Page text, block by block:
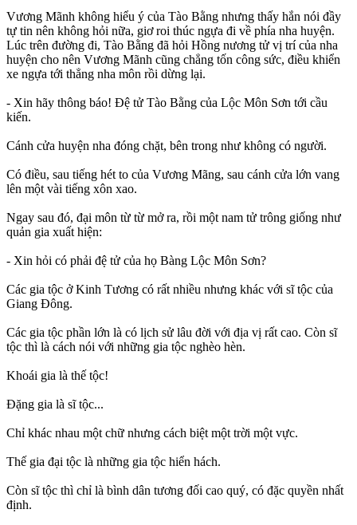
Vương Mãnh không hiểu ý của Tào Bằng nhưng thấy hắn nói đầy
tự tin nên không hỏi nữa, giơ roi thúc ngựa đi về phía nha huyện.
Lúc trên đường đi, Tào Bằng đã hỏi Hồng nương tử vị trí của nha
huyện cho nên Vương Mãnh cũng chẳng tốn công sức, điều khiển
xe ngựa tới thẳng nha môn rồi dừng lại.
- Xin hãy thông báo! Đệ tử Tào Bằng của Lộc Môn Sơn tới cầu
kiến.
Cánh cửa huyện nha đóng chặt, bên trong như không có người.
Có điều, sau tiếng hét to của Vương Mãng, sau cánh cửa lớn vang
lên một vài tiếng xôn xao.
Ngay sau đó, đại môn từ từ mở ra, rồi một nam tử trông giống như
quản gia xuất hiện:
- Xin hỏi có phải đệ tử của họ Bàng Lộc Môn Sơn?
Các gia tộc ở Kinh Tương có rất nhiều nhưng khác với sĩ tộc của
Giang Đông.
Các gia tộc phần lớn là có lịch sử lâu đời với địa vị rất cao. Còn sĩ
tộc thì là cách nói với những gia tộc nghèo hèn.
Khoái gia là thế tộc!
Đặng gia là sĩ tộc...
Chỉ khác nhau một chữ nhưng cách biệt một trời một vực.
Thế gia đại tộc là những gia tộc hiển hách.
Còn sĩ tộc thì chỉ là bình dân tương đối cao quý, có đặc quyền nhất
định.